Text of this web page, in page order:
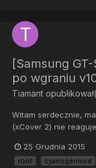
[Samsung
po wgraniu
Tiamant
Witam serdecznie,
(xCover 2) nie
v10baseband.zip Od
4.1 na CyanogenMod
25 Grudnia 2015
root cyanogenmod